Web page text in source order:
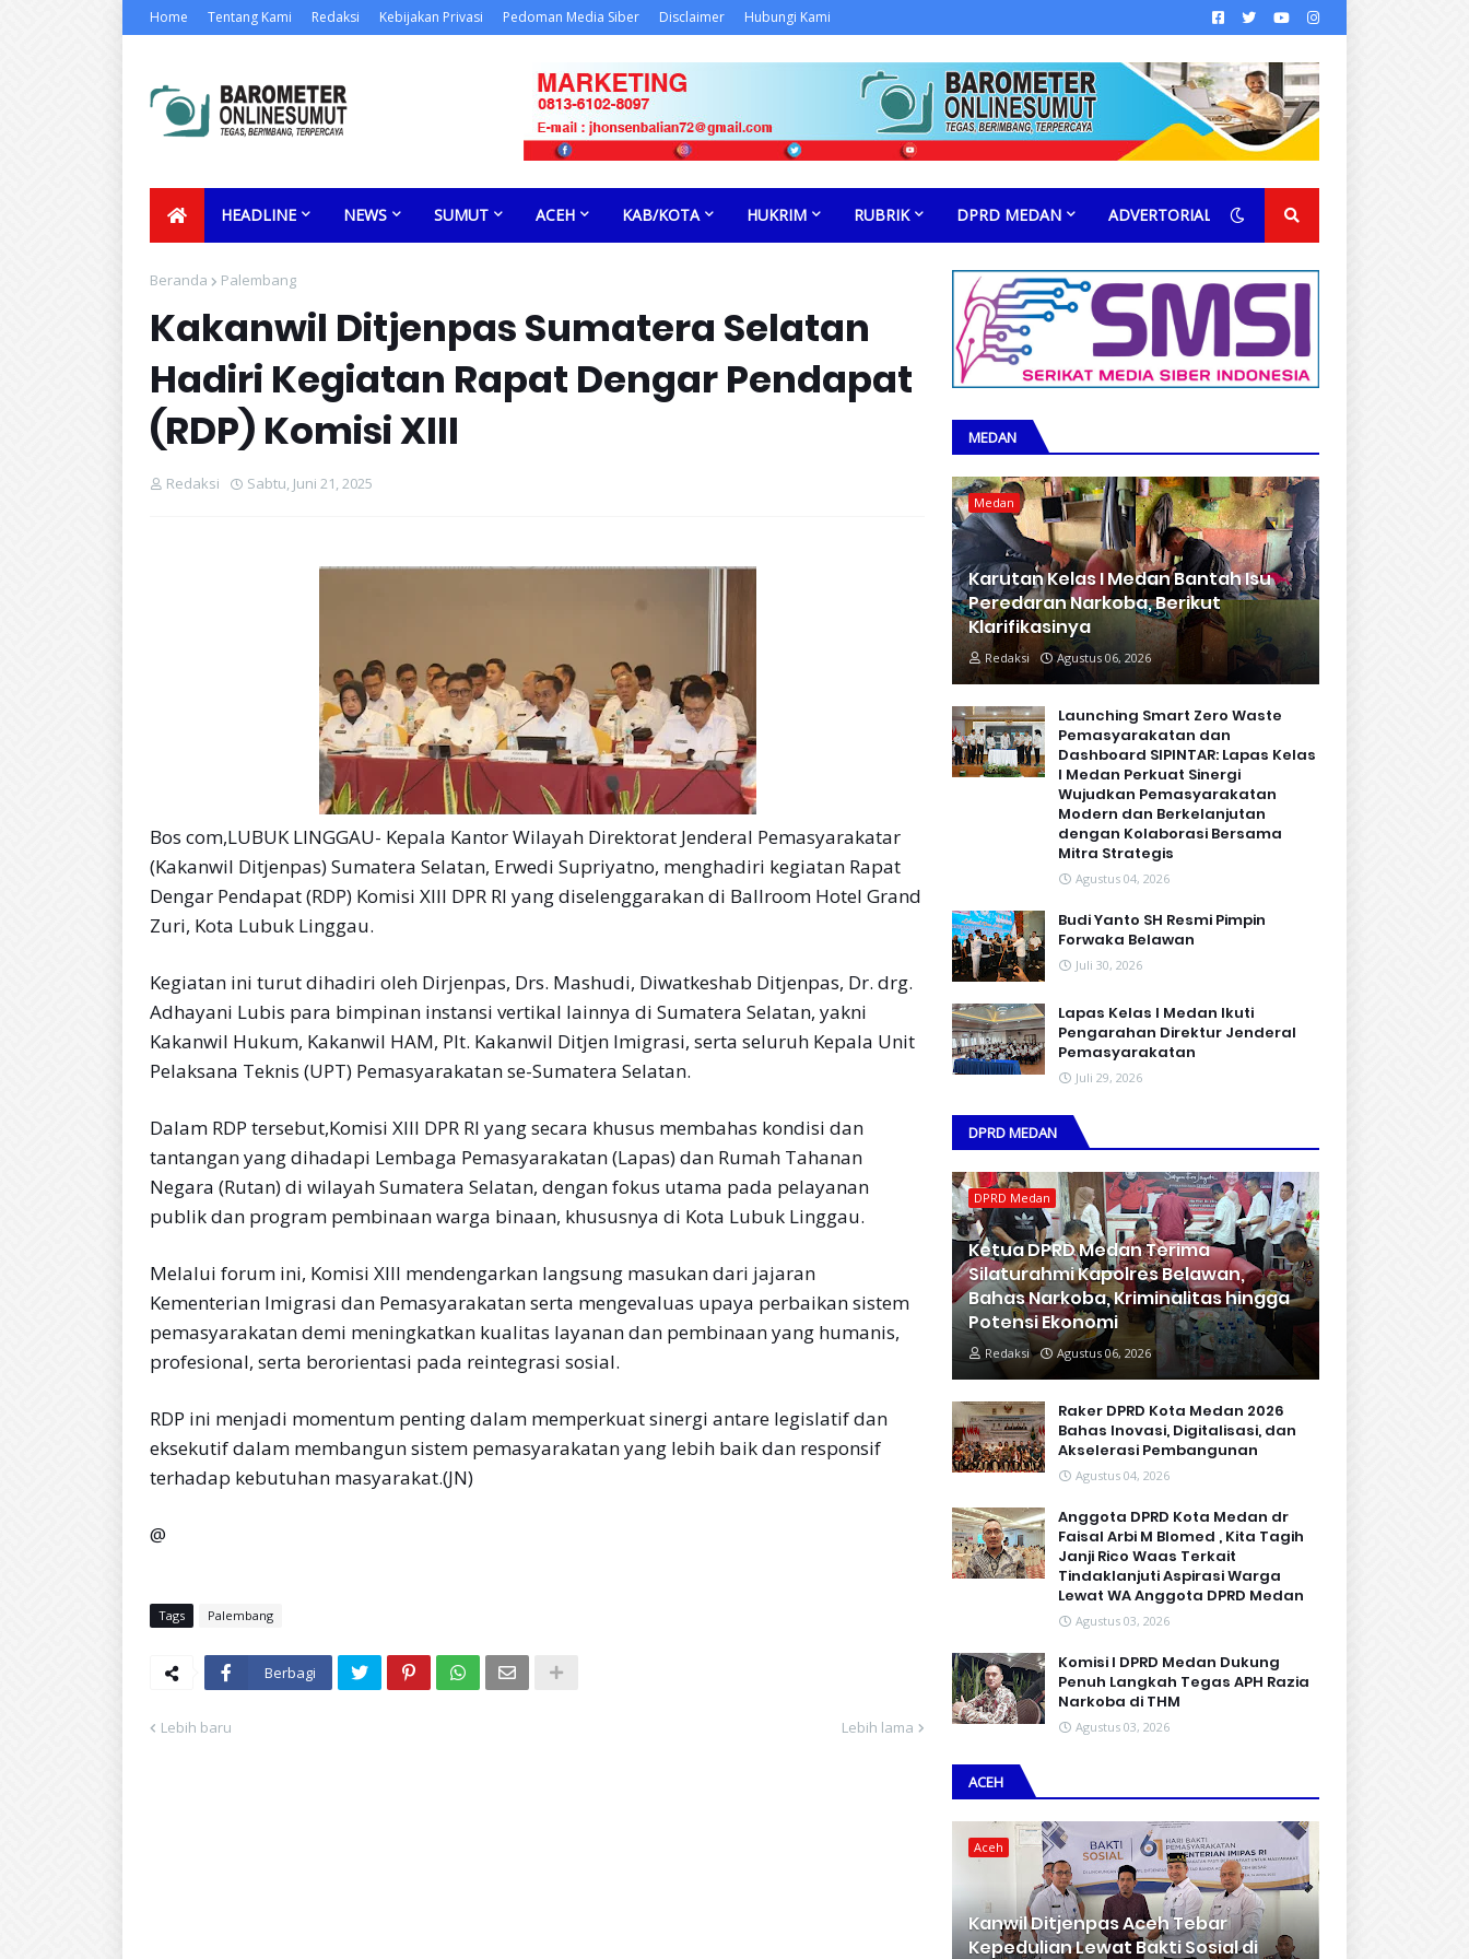
Home Tentang Kami Redaksi Kebijakan Privasi Pedoman Media Siber Disclaimer Hubungi Kami
HEADLINE NEWS SUMUT ACEH KAB/KOTA HUKRIM RUBRIK DPRD MEDAN ADVERTORIAL
Beranda Palembang
Kakanwil Ditjenpas Sumatera Selatan
Hadiri Kegiatan Rapat Dengar Pendapat
(RDP) Komisi XIII
Redaksi Sabtu, Juni 21, 2025
Bos com,LUBUK LINGGAU- Kepala Kantor Wilayah Direktorat Jenderal Pemasyarakatar
(Kakanwil Ditjenpas) Sumatera Selatan, Erwedi Supriyatno, menghadiri kegiatan Rapat
Dengar Pendapat (RDP) Komisi XIIl DPR RI yang diselenggarakan di Ballroom Hotel Grand
Zuri, Kota Lubuk Linggau.
Kegiatan ini turut dihadiri oleh Dirjenpas, Drs. Mashudi, Diwatkeshab Ditjenpas, Dr. drg.
Adhayani Lubis para bimpinan instansi vertikal lainnya di Sumatera Selatan, yakni
Kakanwil Hukum, Kakanwil HAM, Plt. Kakanwil Ditjen Imigrasi, serta seluruh Kepala Unit
Pelaksana Teknis (UPT) Pemasyarakatan se-Sumatera Selatan.
Dalam RDP tersebut,Komisi XIll DPR RI yang secara khusus membahas kondisi dan
tantangan yang dihadapi Lembaga Pemasyarakatan (Lapas) dan Rumah Tahanan
Negara (Rutan) di wilayah Sumatera Selatan, dengan fokus utama pada pelayanan
publik dan program pembinaan warga binaan, khususnya di Kota Lubuk Linggau.
Melalui forum ini, Komisi XIll mendengarkan langsung masukan dari jajaran
Kementerian Imigrasi dan Pemasyarakatan serta mengevaluas upaya perbaikan sistem
pemasyarakatan demi meningkatkan kualitas layanan dan pembinaan yang humanis,
profesional, serta berorientasi pada reintegrasi sosial.
RDP ini menjadi momentum penting dalam memperkuat sinergi antare legislatif dan
eksekutif dalam membangun sistem pemasyarakatan yang lebih baik dan responsif
terhadap kebutuhan masyarakat.(JN)
@
Tags Palembang
Berbagi
Lebih baru Lebih lama
MEDAN
Medan
Karutan Kelas I Medan Bantah Isu
Peredaran Narkoba, Berikut
Klarifikasinya
Redaksi Agustus 06, 2026
Launching Smart Zero Waste
Pemasyarakatan dan
Dashboard SIPINTAR: Lapas Kelas
I Medan Perkuat Sinergi
Wujudkan Pemasyarakatan
Modern dan Berkelanjutan
dengan Kolaborasi Bersama
Mitra Strategis
Agustus 04, 2026
Budi Yanto SH Resmi Pimpin
Forwaka Belawan
Juli 30, 2026
Lapas Kelas I Medan Ikuti
Pengarahan Direktur Jenderal
Pemasyarakatan
Juli 29, 2026
DPRD MEDAN
DPRD Medan
Ketua DPRD Medan Terima
Silaturahmi Kapolres Belawan,
Bahas Narkoba, Kriminalitas hingga
Potensi Ekonomi
Redaksi Agustus 06, 2026
Raker DPRD Kota Medan 2026
Bahas Inovasi, Digitalisasi, dan
Akselerasi Pembangunan
Agustus 04, 2026
Anggota DPRD Kota Medan dr
Faisal Arbi M Blomed , Kita Tagih
Janji Rico Waas Terkait
Tindaklanjuti Aspirasi Warga
Lewat WA Anggota DPRD Medan
Agustus 03, 2026
Komisi I DPRD Medan Dukung
Penuh Langkah Tegas APH Razia
Narkoba di THM
Agustus 03, 2026
ACEH
Aceh
Kanwil Ditjenpas Aceh Tebar
Kepedulian Lewat Bakti Sosial di